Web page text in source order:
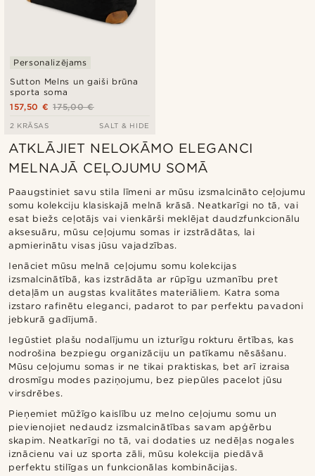
Sutton Melns un gaiši brūna
sporta soma
Personalizējams
175,00 €
157,50 €
2 KRĀSAS SALT & HIDE
ATKLĀJIET NELOKĀMO ELEGANCI
MELNAJĀ CEĻOJUMU SOMĀ
Paaugstiniet savu stila līmeni ar mūsu izsmalcināto ceļojumu
somu kolekciju klasiskajā melnā krāsā. Neatkarīgi no tā, vai
esat biežs ceļotājs vai vienkārši meklējat daudzfunkcionālu
aksesuāru, mūsu ceļojumu somas ir izstrādātas, lai
apmierinātu visas jūsu vajadzības.
Ienāciet mūsu melnā ceļojumu somu kolekcijas
izsmalcinātībā, kas izstrādāta ar rūpīgu uzmanību pret
detaļām un augstas kvalitātes materiāliem. Katra soma
izstaro rafinētu eleganci, padarot to par perfektu pavadoni
jebkurā gadījumā.
Iegūstiet plašu nodalījumu un izturīgu rokturu ērtības, kas
nodrošina bezpiegu organizāciju un patīkamu nēsāšanu.
Mūsu ceļojumu somas ir ne tikai praktiskas, bet arī izraisa
drosmīgu modes paziņojumu, bez piepūles pacelot jūsu
virsdrēbes.
Pieņemiet mūžīgo kaislību uz melno ceļojumu somu un
pievienojiet nedaudz izsmalcinātības savam apģērbu
skapim. Neatkarīgi no tā, vai dodaties uz nedēļas nogales
iznācienu vai uz sporta zāli, mūsu kolekcija piedāvā
perfektu stilīgas un funkcionālas kombinācijas.